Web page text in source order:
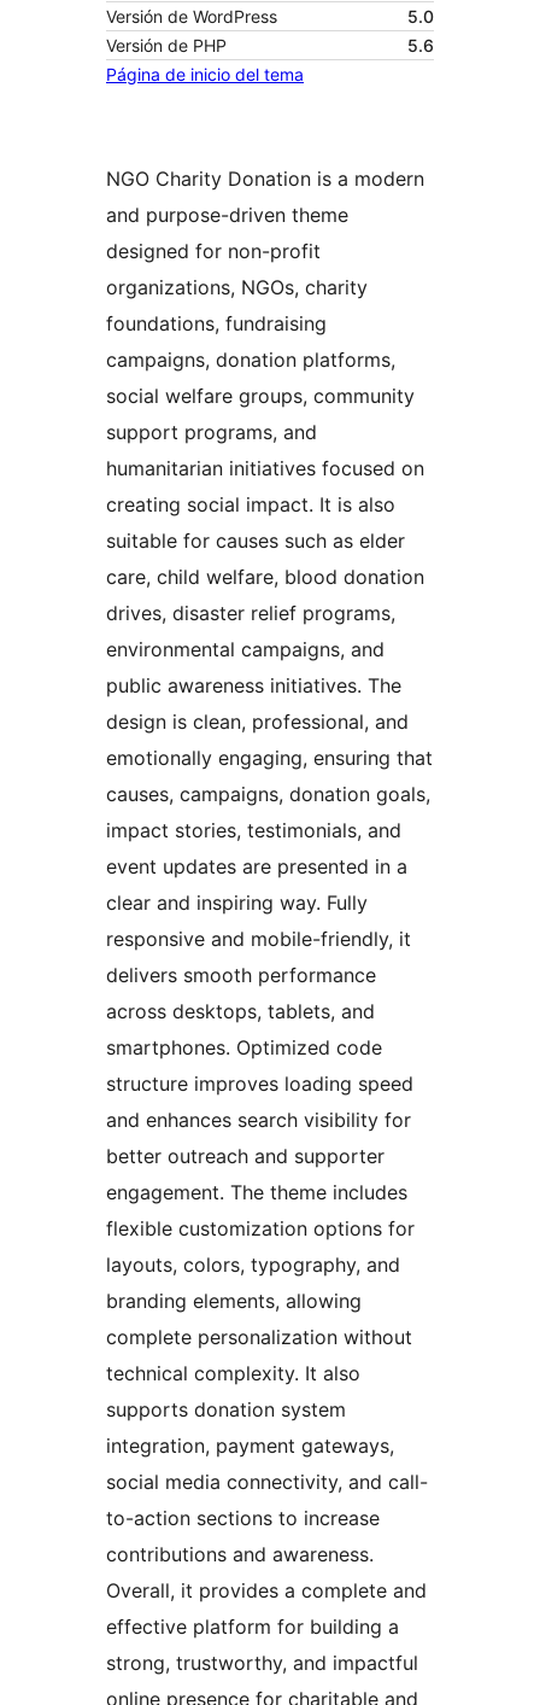
Versión de WordPress
5.0
Versión de PHP
5.6
Página de inicio del tema
NGO Charity Donation is a modern
and purpose-driven theme
designed for non-profit
organizations, NGOs, charity
foundations, fundraising
campaigns, donation platforms,
social welfare groups, community
support programs, and
humanitarian initiatives focused on
creating social impact. It is also
suitable for causes such as elder
care, child welfare, blood donation
drives, disaster relief programs,
environmental campaigns, and
public awareness initiatives. The
design is clean, professional, and
emotionally engaging, ensuring that
causes, campaigns, donation goals,
impact stories, testimonials, and
event updates are presented in a
clear and inspiring way. Fully
responsive and mobile-friendly, it
delivers smooth performance
across desktops, tablets, and
smartphones. Optimized code
structure improves loading speed
and enhances search visibility for
better outreach and supporter
engagement. The theme includes
flexible customization options for
layouts, colors, typography, and
branding elements, allowing
complete personalization without
technical complexity. It also
supports donation system
integration, payment gateways,
social media connectivity, and call-
to-action sections to increase
contributions and awareness.
Overall, it provides a complete and
effective platform for building a
strong, trustworthy, and impactful
online presence for charitable and